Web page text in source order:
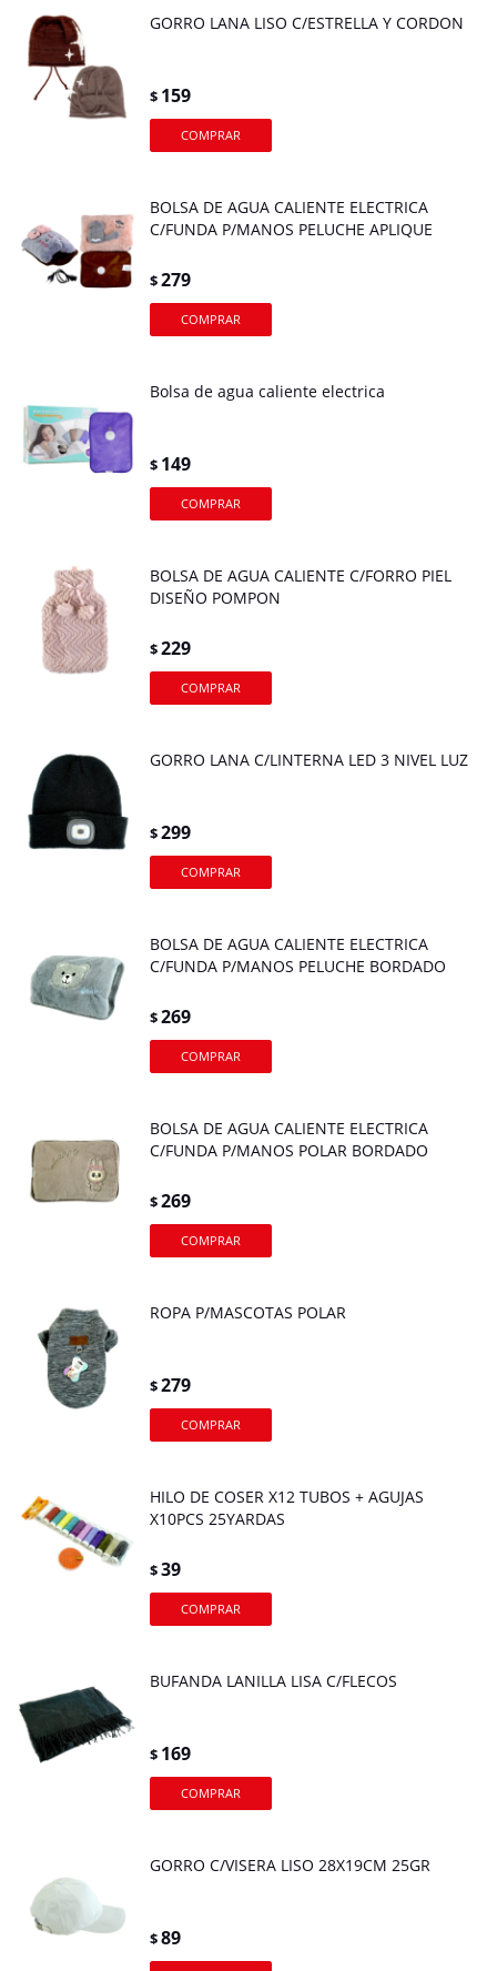
GORRO LANA LISO C/ESTRELLA Y CORDON
$ 159
BOLSA DE AGUA CALIENTE ELECTRICA
C/FUNDA P/MANOS PELUCHE APLIQUE
$279
Bolsa de agua caliente electrica
$ 149
BOLSA DE AGUA CALIENTE C/FORRO PIEL
DISEÑO POMPON
$229
GORRO LANA C/LINTERNA LED 3 NIVEL LUZ
$299
BOLSA DE AGUA CALIENTE ELECTRICA
C/FUNDA P/MANOS PELUCHE BORDADO
$269
BOLSA DE AGUA CALIENTE ELECTRICA
C/FUNDA P/MANOS POLAR BORDADO
$269
ROPA P/MASCOTAS POLAR
$279
HILO DE COSER X12 TUBOS + AGUJAS
X10PCS 25YARDAS
$39
BUFANDA LANILLA LISA C/FLECOS
$ 169
GORRO C/VISERA LISO 28X19CM 25GR
$89